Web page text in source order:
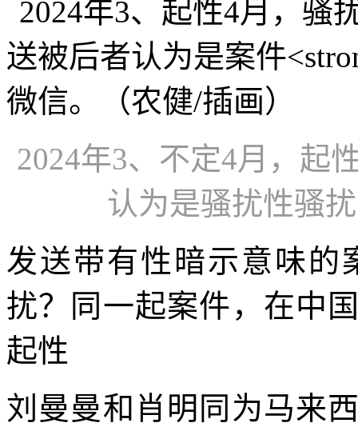
2024年3、不定4月，起
认为是骚扰性骚
发送带有性暗示意味的
扰？同一起案件，在中
起性
刘曼曼和肖明同为马来